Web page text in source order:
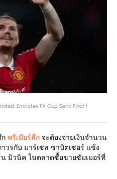
Emirates FA Cup Semi Final /
พรีเมียร์ลีก จะต้องจ่ายเงินจำนวน
รกับ มาร์เซล ซาบิตเซอร์ แข้ง
น มิวนิค ในตลาดซื้อขายซัมเมอร์ที่